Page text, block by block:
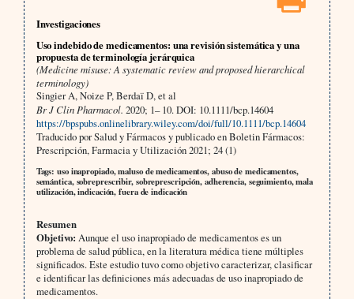
Investigaciones
Uso indebido de medicamentos: una revisión sistemática y una
propuesta de terminología jerárquica
(Medicine misuse: A systematic review and proposed hierarchical
terminology)
Singier A, Noize P, Berdaï D, et al
Br J Clin Pharmacol. 2020; 1– 10. DOI: 10.1111/bcp.14604
https://bpspubs.onlinelibrary.wiley.com/doi/full/10.1111/bcp.14604
Traducido por Salud y Fármacos y publicado en Boletin Fármacos:
Prescripción, Farmacia y Utilización 2021; 24 (1)
Tags: uso inapropiado, maluso de medicamentos, abuso de medicamentos,
semántica, sobreprescribir, sobreprescripción, adherencia, seguimiento, mala
utilización, indicación, fuera de indicación
Resumen
Objetivo: Aunque el uso inapropiado de medicamentos es un
problema de salud pública, en la literatura médica tiene múltiples
significados. Este estudio tuvo como objetivo caracterizar, clasificar
e identificar las definiciones más adecuadas de uso inapropiado de
medicamentos.